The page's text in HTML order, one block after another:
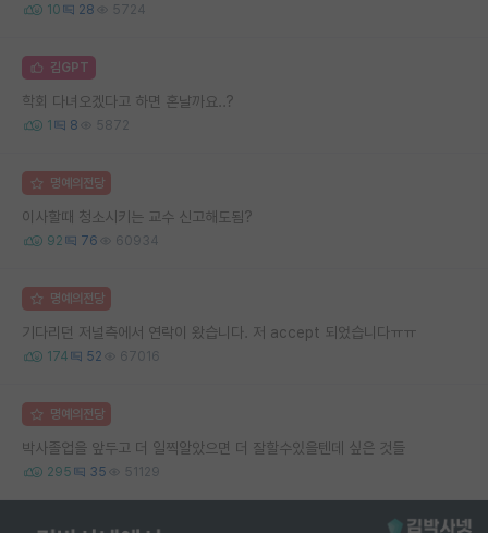
10 28 5724
김GPT
학회 다녀오겠다고 하면 혼날까요..?
1 8 5872
명예의전당
이사할때 청소시키는 교수 신고해도됨?
92 76 60934
명예의전당
기다리던 저널측에서 연락이 왔습니다. 저 accept 되었습니다ㅠㅠ
174 52 67016
명예의전당
박사졸업을 앞두고 더 일찍알았으면 더 잘할수있을텐데 싶은 것들
295 35 51129